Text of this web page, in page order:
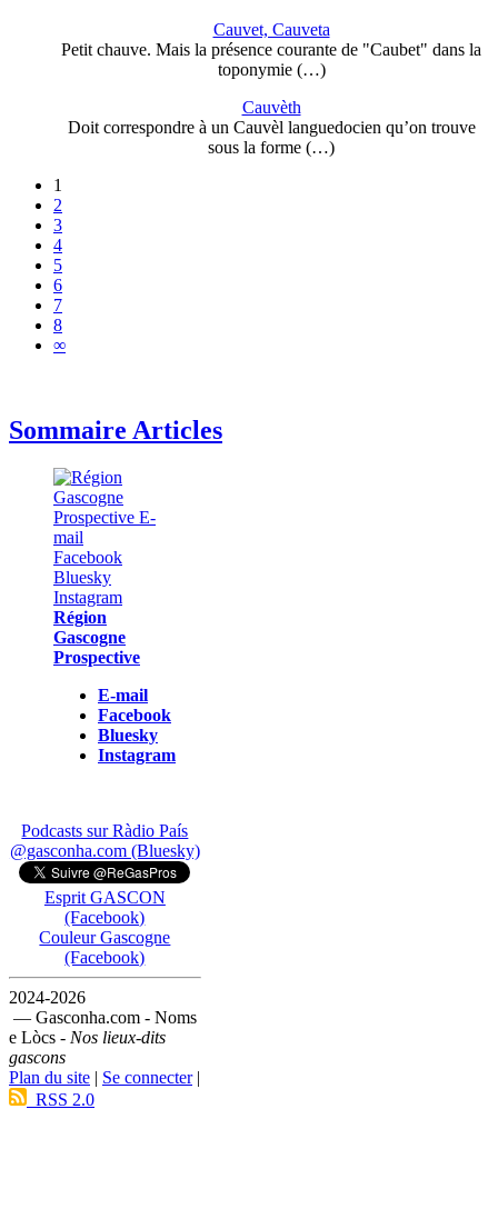
Cauvet, Cauveta
Petit chauve. Mais la présence courante de "Caubet" dans la
toponymie (…)
Cauvèth
Doit correspondre à un Cauvèl languedocien qu’on trouve
sous la forme (…)
1
2
3
4
5
6
7
8
∞
Sommaire Articles
Région
Gascogne
Prospective
E-mail
Facebook
Bluesky
Instagram
Podcasts sur Ràdio País
@gasconha.com (Bluesky)
Esprit GASCON
(Facebook)
Couleur Gascogne
(Facebook)
2024-2026
— Gasconha.com - Noms
e Lòcs - Nos lieux-dits
gascons
Plan du site | Se connecter|
RSS 2.0